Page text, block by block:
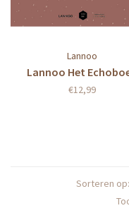
Lannoo
Lannoo Het
€12,99
Sorteren op: